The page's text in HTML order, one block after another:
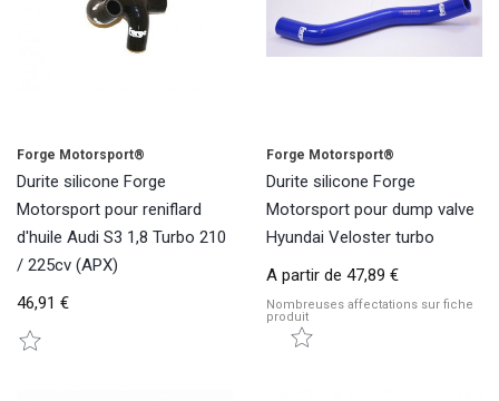
Forge Motorsport®
Durite silicone Forge
Motorsport pour reniflard
d'huile Audi S3 1,8 Turbo 210
/ 225cv (APX)
46,91 €
Forge Motorsport®
Durite silicone Forge
Motorsport pour dump valve
Hyundai Veloster turbo
A partir de 47,89 €
Nombreuses affectations sur fiche
produit